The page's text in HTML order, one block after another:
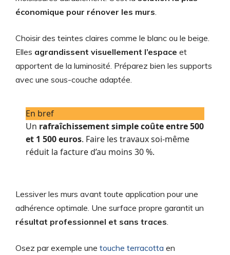
économique pour rénover les murs.
Choisir des teintes claires comme le blanc ou le beige.
Elles agrandissent visuellement l’espace et
apportent de la luminosité. Préparez bien les supports
avec une sous-couche adaptée.
En bref
Un rafraîchissement simple coûte entre 500
et 1 500 euros. Faire les travaux soi-même
réduit la facture d’au moins 30 %.
Lessiver les murs avant toute application pour une
adhérence optimale. Une surface propre garantit un
résultat professionnel et sans traces.
Osez par exemple une touche terracotta en